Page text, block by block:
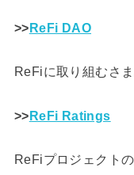
>>ReFi DAO
ReFiに取り組むさ
>>ReFi Ratings
ReFiプロジェクト